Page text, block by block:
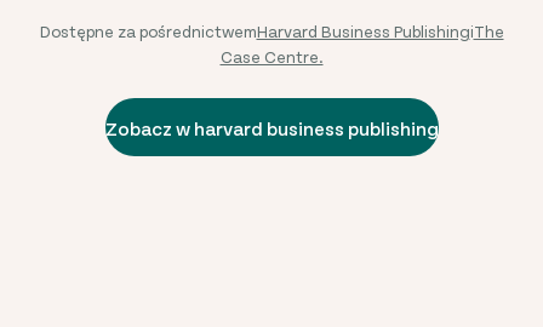
Dostępne za pośrednictwemHarvard Business PublishingiThe
Case Centre.
Zobacz w harvard business publishing